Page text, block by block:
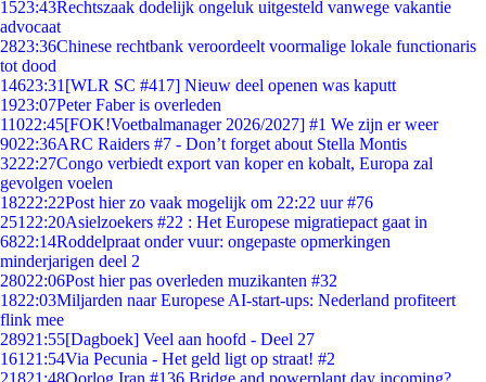
1523:43Rechtszaak dodelijk ongeluk uitgesteld vanwege vakantie
advocaat
2823:36Chinese rechtbank veroordeelt voormalige lokale functionaris
tot dood
14623:31 [WLR SC #417] Nieuw deel openen was kaputt
1923:07Peter Faber is overleden
11022:45[FOK!Voetbalmanager 2026/2027] #1 We zijn er weer
9022:36ARC Raiders #7 - Don’t forget about Stella Montis
3222:27Congo verbiedt export van koper en kobalt, Europa zal
gevolgen voelen
18222:22Post hier zo vaak mogelijk om 22:22 uur #76
251 22:20Asielzoekers #22 : Het Europese migratiepact gaat in
6822:14Roddelpraat onder vuur: ongepaste opmerkingen
minderjarigen deel 2
28022:06Post hier pas overleden muzikanten #32
1822:03Miljarden naar Europese AI-start-ups: Nederland profiteert
flink mee
28921:55[Dagboek] Veel aan hoofd - Deel 27
161 21:54Via Pecunia - Het geld ligt op straat! #2
21821:48Oorlog Iran #136 Bridge and powerplant day incoming?